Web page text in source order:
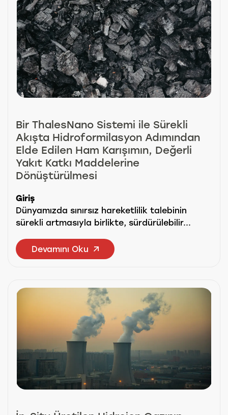
Bir ThalesNano Sistemi ile Sürekli
Akışta Hidroformilasyon Adımından
Elde Edilen Ham Karışımın, Değerli
Yakıt Katkı Maddelerine
Dönüştürülmesi
Giriş
Dünyamızda sınırsız hareketlilik talebinin
sürekli artmasıyla birlikte, sürdürülebilir...
Devamını Oku